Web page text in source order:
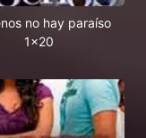
no hay paraíso
1x20